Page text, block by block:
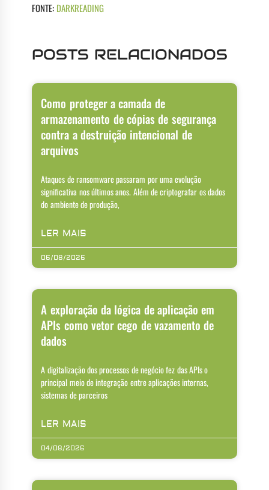
FONTE: DARKREADING
POSTS RELACIONADOS
Como proteger a camada de
armazenamento de cópias de segurança
contra a destruição intencional de
arquivos
Ataques de ransomware passaram por uma evolução
significativa nos últimos anos. Além de criptografar os dados
do ambiente de produção,
LER MAIS
06/08/2026
A exploração da lógica de aplicação em
APIs como vetor cego de vazamento de
dados
A digitalização dos processos de negócio fez das APIs o
principal meio de integração entre aplicações internas,
sistemas de parceiros
LER MAIS
04/08/2026